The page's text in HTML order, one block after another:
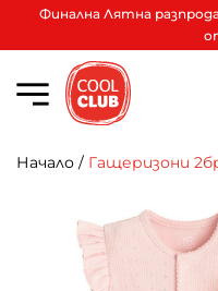
Финална Лятна
Начало / Гащеризони